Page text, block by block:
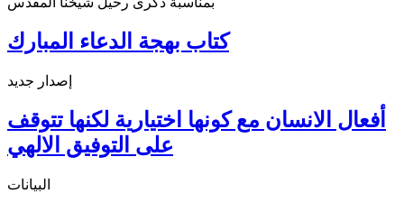
كتاب بهجة الدعاء المبارك
إصدار جديد
أفعال الانسان مع كونها اختيارية لكنها تتوقف
على التوفيق الالهي
البيانات